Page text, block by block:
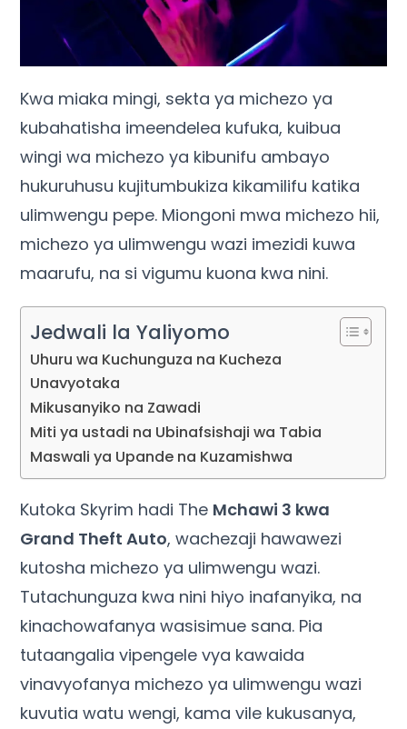
Kwa miaka mingi, sekta ya michezo ya
kubahatisha imeendelea kufuka, kuibua
wingi wa michezo ya kibunifu ambayo
hukuruhusu kujitumbukiza kikamilifu katika
ulimwengu pepe. Miongoni mwa michezo hii,
michezo ya ulimwengu wazi imezidi kuwa
maarufu, na si vigumu kuona kwa nini.
Jedwali la Yaliyomo
Uhuru wa Kuchunguza na Kucheza
Unavyotaka
Mikusanyiko na Zawadi
Miti ya ustadi na Ubinafsishaji wa Tabia
Maswali ya Upande na Kuzamishwa
Kutoka Skyrim hadi The Mchawi 3 kwa
Grand Theft Auto, wachezaji hawawezi
kutosha michezo ya ulimwengu wazi.
Tutachunguza kwa nini hiyo inafanyika, na
kinachowafanya wasisimue sana. Pia
tutaangalia vipengele vya kawaida
vinavyofanya michezo ya ulimwengu wazi
kuvutia watu wengi, kama vile kukusanya,